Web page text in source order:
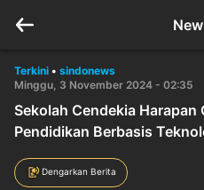
Terkini • sindonews
Minggu, 3 November 2024 - 02:35
Sekolah Cendekia
Pendidikan Berbasis
Dengarkan Berita